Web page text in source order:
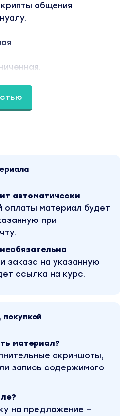
общения
товара «Белая
профит». Это
лучшем качестве без
записи можно
относится к 2021
стоимость курса у автора
В магазине Coursx.net
автоматически
оплаты материал будет
при
заказа на указанную
ссылка на курс.
материал?
скриншоты,
запись содержимого
на предложение —